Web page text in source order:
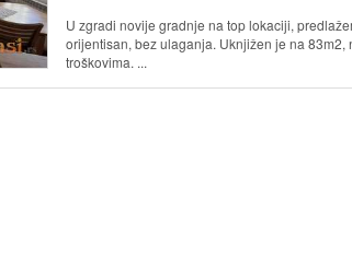
U zgradi novije gradnje na top lokaciji,
orijentisan, bez ulaganja. Uknjižen je na 83m2,
troškovima. ...